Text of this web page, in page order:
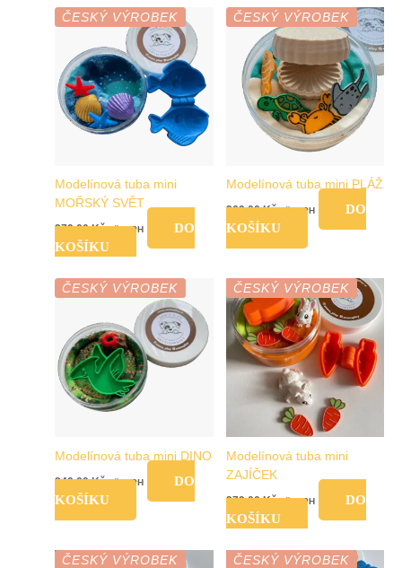
ČESKÝ VÝROBEK
Modelínová tuba mini
MOŘSKÝ SVĚT
279,00Kč vč. DPH
DO
KOŠÍKU
ČESKÝ VÝROBEK
Modelínová tuba mini PLÁŽ
269,00Kč vč. DPH
DO
KOŠÍKU
ČESKÝ VÝROBEK
Modelínová tuba mini DINO
249,00Kč vč. DPH
DO
KOŠÍKU
ČESKÝ VÝROBEK
Modelínová tuba mini
ZAJÍČEK
279,00Kč vč. DPH
DO
KOŠÍKU
ČESKÝ VÝROBEK ČESKÝ VÝROBEK